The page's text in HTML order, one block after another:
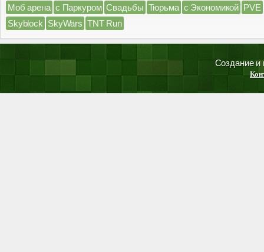
Моб арена с Паркуром Свадьбы Тюрьма с Экономикой PVE
Skyblock SkyWars TNT Run
Создание и